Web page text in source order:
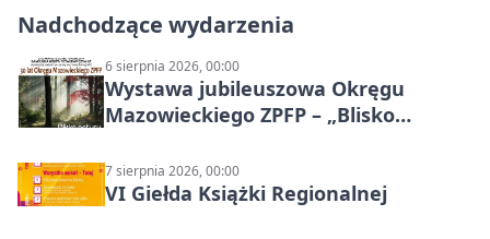
Nadchodzące wydarzenia
6 sierpnia 2026, 00:00
Wystawa jubileuszowa Okręgu
Mazowieckiego ZPFP – „Blisko
7 sierpnia 2026, 00:00
VI Giełda Książki Regionalnej